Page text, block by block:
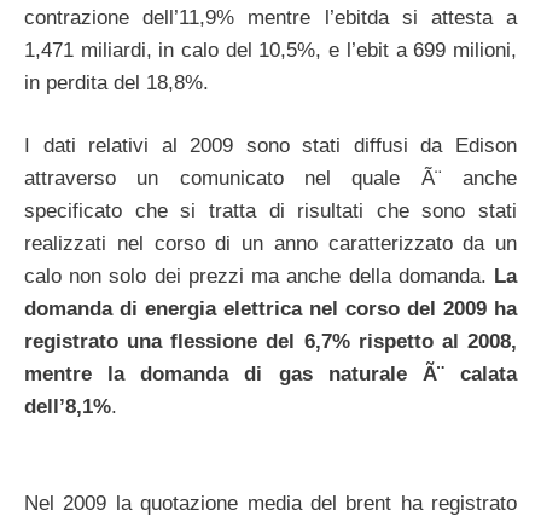
contrazione dell’11,9% mentre l’ebitda si attesta a
1,471 miliardi, in calo del 10,5%, e l’ebit a 699 milioni,
in perdita del 18,8%.
I dati relativi al 2009 sono stati diffusi da Edison
attraverso un comunicato nel quale Ã¨ anche
specificato che si tratta di risultati che sono stati
realizzati nel corso di un anno caratterizzato da un
calo non solo dei prezzi ma anche della domanda. La
domanda di energia elettrica nel corso del 2009 ha
registrato una flessione del 6,7% rispetto al 2008,
mentre la domanda di gas naturale Ã¨ calata
dell’8,1%.
Nel 2009 la quotazione media del brent ha registrato